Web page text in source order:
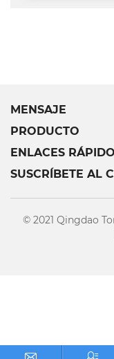
MENSAJE
PRODUCTO
ENLACES
SUSCRÍBETE AL
© 2021 Qingdao